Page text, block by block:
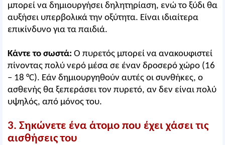
μπορεί να δημιουργήσει δηλητηρίαση, ενώ το ξύδι θα
αυξήσει υπερβολικά την οξύτητα. Είναι ιδιαίτερα
επικίνδυνο για τα παιδιά.
Κάντε το σωστά: Ο πυρετός μπορεί να ανακουφιστεί
πίνοντας πολύ νερό μέσα σε έναν δροσερό χώρο (16
– 18 °C). Εάν δημιουργηθούν αυτές οι συνθήκες, ο
ασθενής θα ξεπεράσει τον πυρετό, αν δεν είναι πολύ
υψηλός, από μόνος του.
3. Σηκώνετε ένα άτομο που έχει χάσει τις
αισθήσεις του